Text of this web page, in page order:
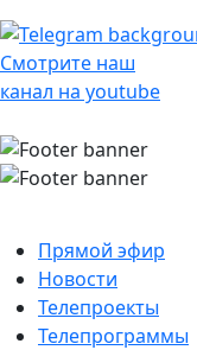
Смотрите наш
канал на youtube
Прямой эфир
Новости
Телепроекты
Телепрограммы